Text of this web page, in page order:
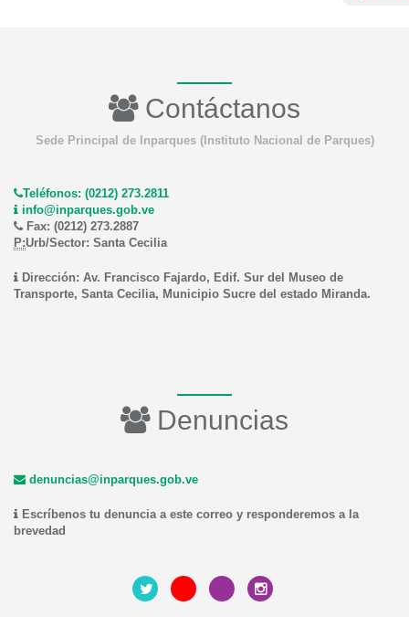
Contáctanos
Sede Principal de Inparques (Instituto Nacional de Parques)
Teléfonos: (0212) 273.2811
info@inparques.gob.ve
Fax: (0212) 273.2887
P:Urb/Sector: Santa Cecilia
Dirección: Av. Francisco Fajardo, Edif. Sur del Museo de
Transporte, Santa Cecilia, Municipio Sucre del estado Miranda.
Denuncias
denuncias@inparques.gob.ve
Escríbenos tu denuncia a este correo y responderemos a la
brevedad